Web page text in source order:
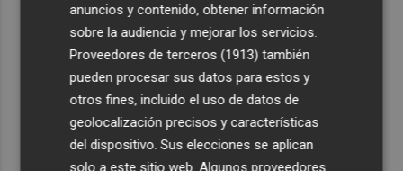
anuncios y contenido, obtener información
sobre la audiencia y mejorar los servicios.
Proveedores de terceros (1913) también
pueden procesar sus datos para estos y
otros fines, incluido el uso de datos de
geolocalización precisos y características
del dispositivo. Sus elecciones se aplican
solo a este sitio web. Algunos proveedores